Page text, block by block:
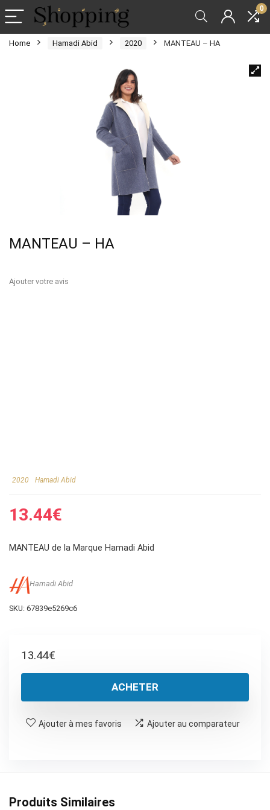
0
Home Hamadi Abid 2020 MANTEAU – HA
MANTEAU – HA
Ajouter votre avis
2020 Hamadi Abid
13.44€
MANTEAU de la Marque Hamadi Abid
Hamadi Abid
SKU: 67839e5269c6
13.44€
ACHETER
Ajouter à mes favoris Ajouter au comparateur
Produits Similaires